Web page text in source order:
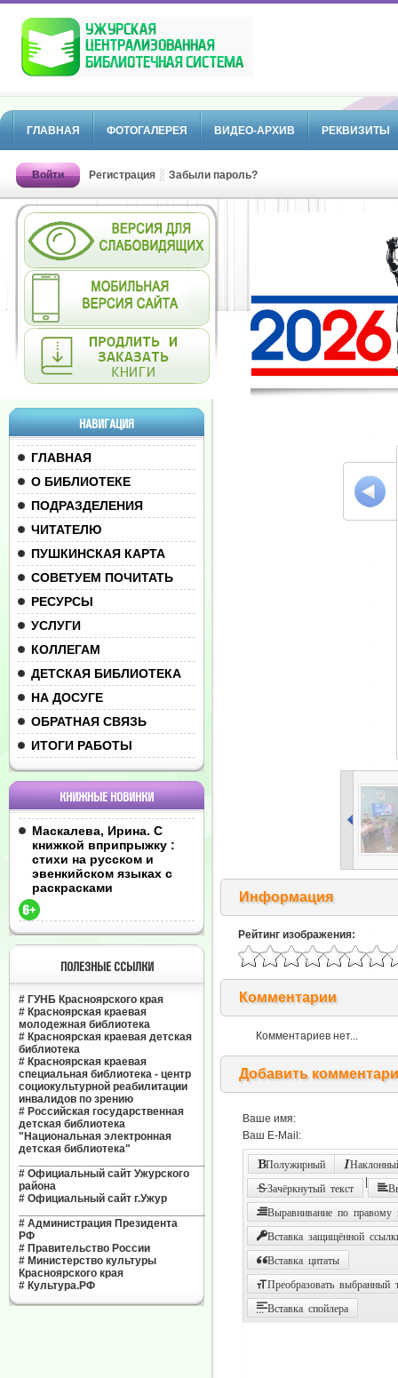
ГЛАВНАЯ ФОТОГАЛЕРЕЯ ВИДЕО-АРХИВ РЕКВИЗИТЫ
Войти Регистрация Забыли пароль?
НАВИГАЦИЯ
ГЛАВНАЯ
О БИБЛИОТЕКЕ
ПОДРАЗДЕЛЕНИЯ
ЧИТАТЕЛЮ
ПУШКИНСКАЯ КАРТА
СОВЕТУЕМ ПОЧИТАТЬ
РЕСУРСЫ
УСЛУГИ
КОЛЛЕГАМ
ДЕТСКАЯ БИБЛИОТЕКА
НА ДОСУГЕ
ОБРАТНАЯ СВЯЗЬ
ИТОГИ РАБОТЫ
КНИЖНЫЕ НОВИНКИ
Маскалева, Ирина. С
книжкой вприпрыжку :
стихи на русском и
эвенкийском языках с
раскрасками
ПОЛЕЗНЫЕ ССЫЛКИ
# ГУНБ Красноярского края
# Красноярская краевая
молодежная библиотека
# Красноярская краевая детская
библиотека
# Красноярская краевая
специальная библиотека - центр
социокультурной реабилитации
инвалидов по зрению
# Российская государственная
детская библиотека
"Национальная электронная
детская библиотека"
# Официальный сайт Ужурского
района
# Официальный сайт г.Ужур
# Администрация Президента
РФ
# Правительство России
# Министерство культуры
Красноярского края
# Культура.РФ
Информация
Рейтинг изображения:
Комментарии
Комментариев нет...
Добавить
Ваше имя:
Ваш E-Mail:
Полужирный
Зачёркнутый текст
Выравнивание по правому
Вставка защищённой
Вставка цитаты
Преобразовать выбранный
Вставка спойлера